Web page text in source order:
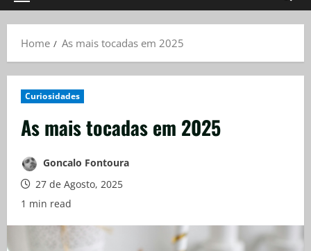
Home As mais tocadas em 2025
Curiosidades
As mais tocadas em 2025
Goncalo Fontoura
27 de Agosto, 2025
1 min read